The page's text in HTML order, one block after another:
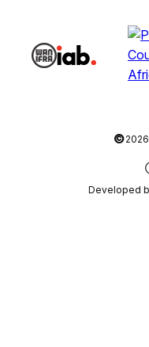
©
Developed